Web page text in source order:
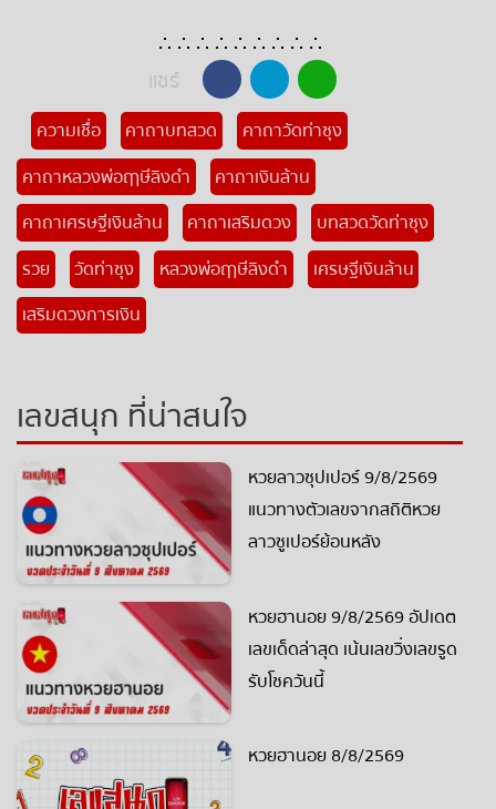
∴ ∴ ∴ ∴ ∴ ∴ ∴ ∴ ∴
แชร์
ความเชื่อ คาถาบทสวด
คาถาวัดท่าซุง
คาถาหลวงพ่อฤาษีลิงดำ
คาถาเงินล้าน
คาถาเศรษฐีเงินล้าน
คาถาเสริมดวง
บทสวดวัดท่าซุง
รวย
วัดท่าซุง หลวงพ่อฤาษีลิงดำ
เศรษฐีเงินล้าน
เสริมดวงการเงิน
เลขสนุก ที่น่าสนใจ
หวยลาวซุปเปอร์ 9/8/2569
แนวทางตัวเลขจากสถิติหวย
ลาวซูเปอร์ย้อนหลัง
หวยฮานอย 9/8/2569 อัปเดต
เลขเด็ดล่าสุด เน้นเลขวิ่งเลขรูด
รับโชควันนี้
หวยฮานอย 8/8/2569